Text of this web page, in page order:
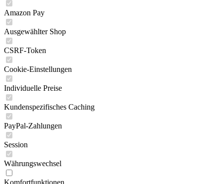
Amazon Pay
Ausgewählter Shop
CSRF-Token
Cookie-Einstellungen
Individuelle Preise
Kundenspezifisches Caching
PayPal-Zahlungen
Session
Währungswechsel
Komfortfunktionen